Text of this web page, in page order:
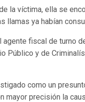
la víctima, ella se
llamas ya habían
fiscal de turno
Público y de
como un
mayor precisión la